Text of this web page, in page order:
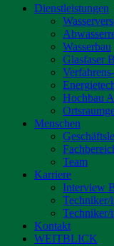
Dienstleistungen
Wasserbau
Glasfaser
Hochbau
Menschen
Team
Karriere
Interview
Techniker/
Techniker/
Kontakt
WEITBLICK